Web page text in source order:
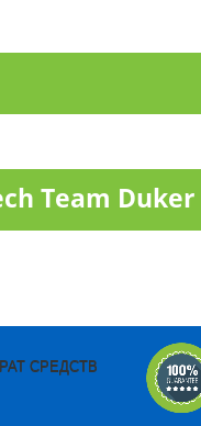
Team Duker
СРЕДСТВ